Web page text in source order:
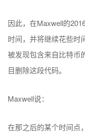
因此，在Maxwell的
时间，并将继续花些时
被发现包含来自比特币
目删除这段代码。
Maxwell说：
在那之后的某个时间点